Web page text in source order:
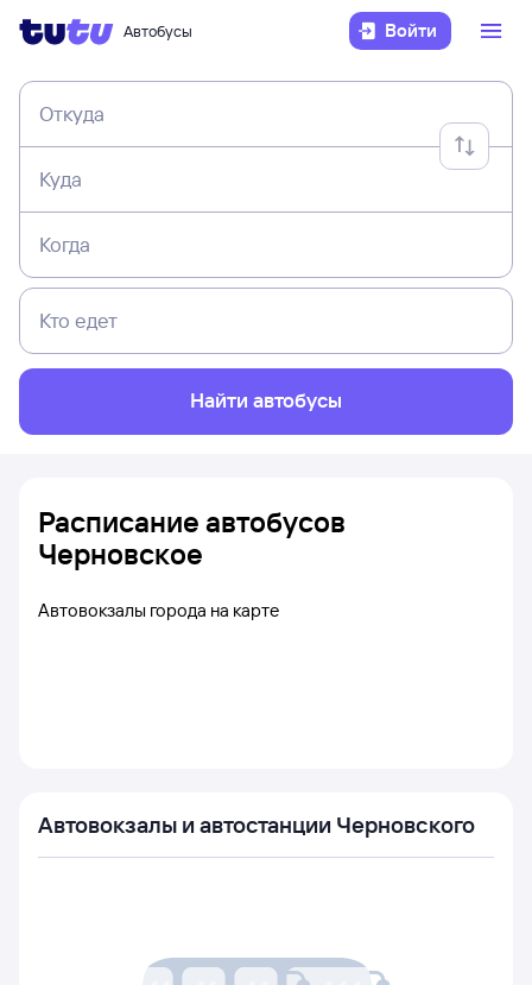
Автобусы Войти
Откуда
Куда
Когда
Кто едет
Найти автобусы
Расписание автобусов
Черновское
Автовокзалы города на карте
Автовокзалы и автостанции Черновского